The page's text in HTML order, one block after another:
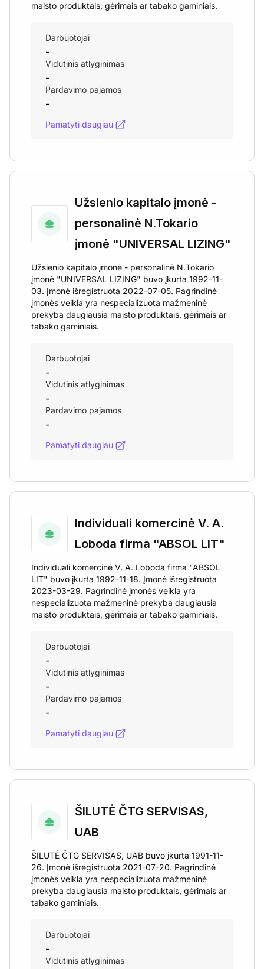
maisto produktais, gėrimais ar tabako gaminiais.
Darbuotojai
-
Vidutinis atlyginimas
-
Pardavimo pajamos
-
Pamatyti daugiau
Užsienio kapitalo įmonė -
personalinė N.Tokario
įmonė "UNIVERSAL LIZING"
Užsienio kapitalo įmonė - personalinė N.Tokario
įmonė "UNIVERSAL LIZING" buvo įkurta 1992-11-
03. Įmonė išregistruota 2022-07-05. Pagrindinė
įmonės veikla yra nespecializuota mažmeninė
prekyba daugiausia maisto produktais, gėrimais ar
tabako gaminiais.
Darbuotojai
-
Vidutinis atlyginimas
-
Pardavimo pajamos
-
Pamatyti daugiau
Individuali komercinė V. A.
Loboda firma "ABSOL LIT"
Individuali komercinė V. A. Loboda firma "ABSOL
LIT" buvo įkurta 1992-11-18. Įmonė išregistruota
2023-03-29. Pagrindinė įmonės veikla yra
nespecializuota mažmeninė prekyba daugiausia
maisto produktais, gėrimais ar tabako gaminiais.
Darbuotojai
-
Vidutinis atlyginimas
-
Pardavimo pajamos
-
Pamatyti daugiau
ŠILUTĖ ČTG SERVISAS,
UAB
ŠILUTĖ ČTG SERVISAS, UAB buvo įkurta 1991-11-
26. Įmonė išregistruota 2021-07-20. Pagrindinė
įmonės veikla yra nespecializuota mažmeninė
prekyba daugiausia maisto produktais, gėrimais ar
tabako gaminiais.
Darbuotojai
-
Vidutinis atlyginimas